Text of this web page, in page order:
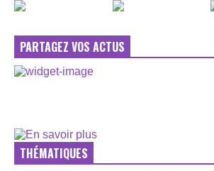
PARTAGEZ VOS ACTUS
THÉMATIQUES